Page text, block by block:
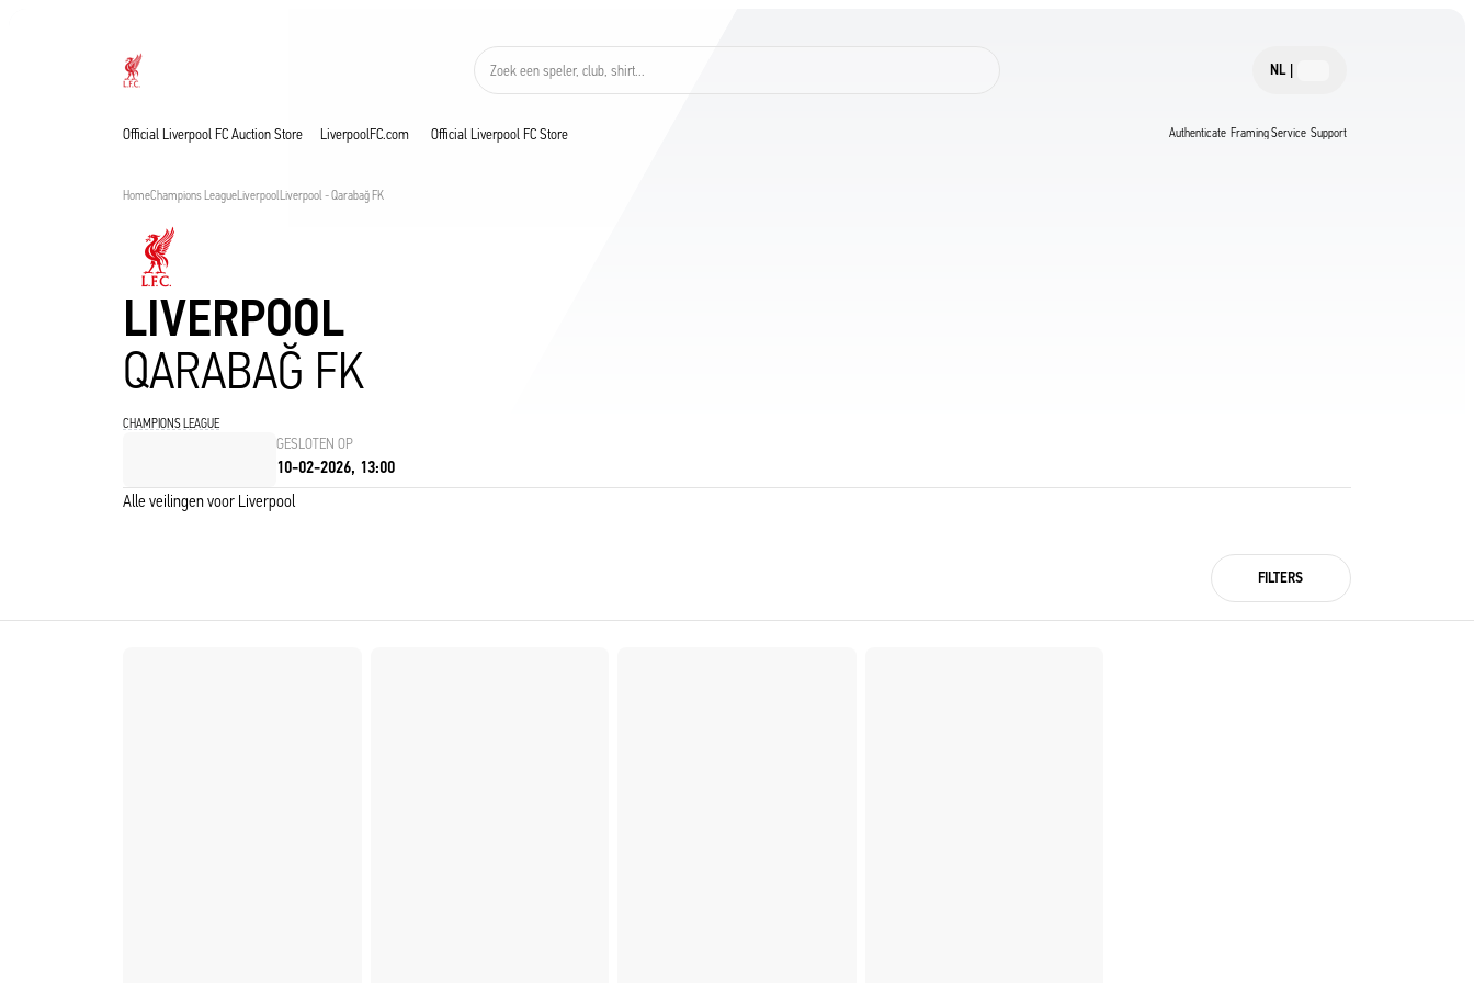
Zoek een speler, club, shirt... NL |
Official Liverpool FC Auction Store LiverpoolFC.com Official Liverpool FC Store Authenticate Framing Service Support
HomeChampions LeagueLiverpoolLiverpool - Qarabağ FK
LIVERPOOL
QARABAĞ FK
CHAMPIONS LEAGUE
GESLOTEN OP
10-02-2026, 13:00
Alle veilingen voor Liverpool
FILTERS